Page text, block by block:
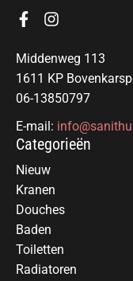
Middenweg 113
1611 KP
06-13850797
E-mail:
Categorieën
Nieuw
Kranen
Douches
Baden
Toiletten
Radiatoren